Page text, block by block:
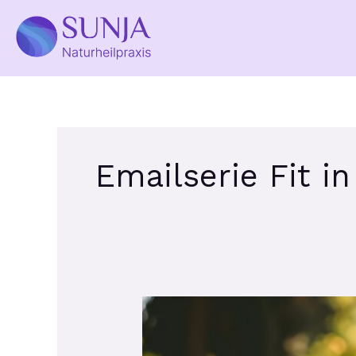
Inhalt
springen
Emailserie Fit
„Fit
den